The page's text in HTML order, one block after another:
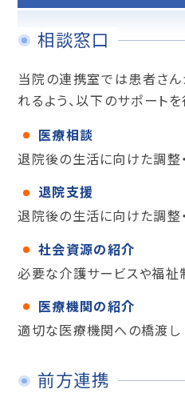
相談窓口
当院の連携室では患者さ
れるよう、以下のサポートを
医療相談
退院後の生活に向けた調整
退院支援
退院後の生活に向けた調整
社会資源の紹介
必要な介護サービスや福祉
医療機関の紹介
適切な医療機関への橋渡し
前方連携